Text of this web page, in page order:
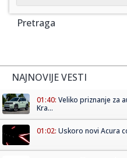
Pretraga
NAJNOVIJE VESTI
01:40: Veliko priznanje za
Kra...
01:02: Uskoro novi Acura